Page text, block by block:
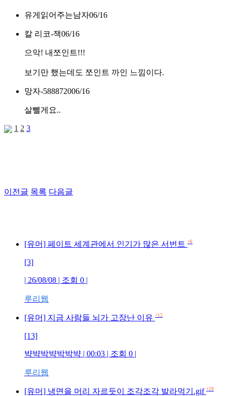
유게읽어주는남자06/16
칼 리코-잭06/16
으악! 내쪼인트!!!
보기만 했는데도 쪼인트 까인 느낌이다.
망자-588872006/16
살뺄게요..
1 2 3
이전글 목록 다음글
[유머] 페이트 세계관에서 인기가 많은 서번트 +6
[3]
| 26/08/08 | 조회 0 |
루리웹
[유머] 지금 사람들 뇌가 고장난 이유 +12
[13]
뱍뱍박뱍박박뱍 | 00:03 | 조회 0 |
루리웹
[유머] 냉면을 머리 자르듯이 조각조각 발라먹기.gif +19